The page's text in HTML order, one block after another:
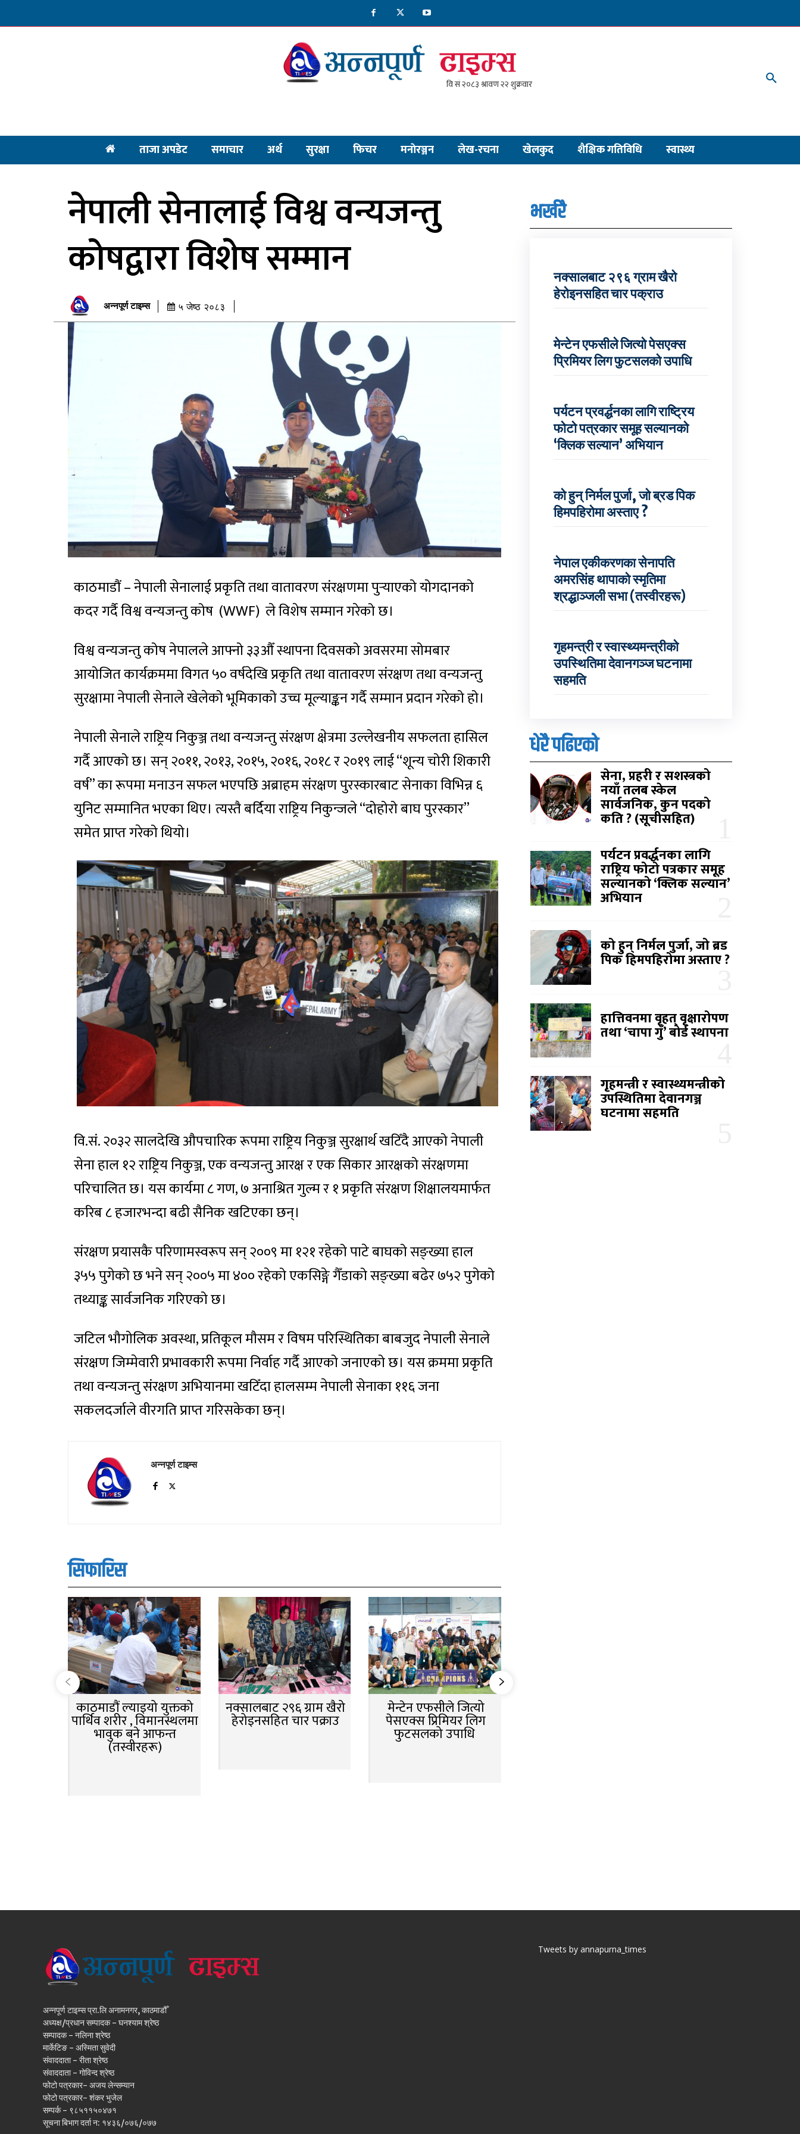
ताजा अपडेट समाचार अर्थ सुरक्षा फिचर मनाेरञ्जन लेख-रचना खेलकुद शैक्षिक गतिविधि स्वास्थ्य
नेपाली सेनालाई विश्व वन्यजन्तु
कोषद्वारा विशेष सम्मान
अन्नपूर्ण टाइम्स ५ जेष्ठ २०८३
काठमाडौं – नेपाली सेनालाई प्रकृति तथा वातावरण संरक्षणमा पुर्‍याएको योगदानको
कदर गर्दै विश्व वन्यजन्तु कोष (WWF) ले विशेष सम्मान गरेको छ।
विश्व वन्यजन्तु कोष नेपालले आफ्नो ३३औँ स्थापना दिवसको अवसरमा सोमबार
आयोजित कार्यक्रममा विगत ५० वर्षदेखि प्रकृति तथा वातावरण संरक्षण तथा वन्यजन्तु
सुरक्षामा नेपाली सेनाले खेलेको भूमिकाको उच्च मूल्याङ्कन गर्दै सम्मान प्रदान गरेको हो।
नेपाली सेनाले राष्ट्रिय निकुञ्ज तथा वन्यजन्तु संरक्षण क्षेत्रमा उल्लेखनीय सफलता हासिल
गर्दै आएको छ। सन् २०११, २०१३, २०१५, २०१६, २०१८ र २०१९ लाई “शून्य चोरी शिकारी
वर्ष” का रूपमा मनाउन सफल भएपछि अब्राहम संरक्षण पुरस्कारबाट सेनाका विभिन्न ६
युनिट सम्मानित भएका थिए। त्यस्तै बर्दिया राष्ट्रिय निकुन्जले “दोहोरो बाघ पुरस्कार”
समेत प्राप्त गरेको थियो।
वि.सं. २०३२ सालदेखि औपचारिक रूपमा राष्ट्रिय निकुञ्ज सुरक्षार्थ खटिँदै आएको नेपाली
सेना हाल १२ राष्ट्रिय निकुञ्ज, एक वन्यजन्तु आरक्ष र एक सिकार आरक्षको संरक्षणमा
परिचालित छ। यस कार्यमा ८ गण, ७ अनाश्रित गुल्म र १ प्रकृति संरक्षण शिक्षालयमार्फत
करिब ८ हजारभन्दा बढी सैनिक खटिएका छन्।
संरक्षण प्रयासकै परिणामस्वरूप सन् २००९ मा १२१ रहेको पाटे बाघको सङ्ख्या हाल
३५५ पुगेको छ भने सन् २००५ मा ४०० रहेको एकसिङ्गे गैँडाको सङ्ख्या बढेर ७५२ पुगेको
तथ्याङ्क सार्वजनिक गरिएको छ।
जटिल भौगोलिक अवस्था, प्रतिकूल मौसम र विषम परिस्थितिका बाबजुद नेपाली सेनाले
संरक्षण जिम्मेवारी प्रभावकारी रूपमा निर्वाह गर्दै आएको जनाएको छ। यस क्रममा प्रकृति
तथा वन्यजन्तु संरक्षण अभियानमा खटिँदा हालसम्म नेपाली सेनाका ११६ जना
सकलदर्जाले वीरगति प्राप्त गरिसकेका छन्।
अन्नपूर्ण टाइम्स
सिफारिस
काठमाडौं ल्याइयो युक्तको
पार्थिव शरीर , विमानस्थलमा
भावुक बने आफन्त
(तस्वीरहरू)
नक्सालबाट २९६ ग्राम खैरो
हेरोइनसहित चार पक्राउ
मेन्टेन एफसीले जित्यो
पेसएक्स प्रिमियर लिग
फुटसलको उपाधि
भर्खरै
नक्सालबाट २९६ ग्राम खैरो
हेरोइनसहित चार पक्राउ
मेन्टेन एफसीले जित्यो पेसएक्स
प्रिमियर लिग फुटसलको उपाधि
पर्यटन प्रवर्द्धनका लागि राष्ट्रिय
फोटो पत्रकार समूह सल्यानको
‘क्लिक सल्यान’ अभियान
को हुन् निर्मल पुर्जा, जो ब्रड पिक
हिमपहिरोमा अस्ताए ?
नेपाल एकीकरणका सेनापति
अमरसिंह थापाको स्मृतिमा
श्रद्धाञ्जली सभा (तस्वीरहरू)
गृहमन्त्री र स्वास्थ्यमन्त्रीको
उपस्थितिमा देवानगञ्ज घटनामा
सहमति
धेरै पढिएको
सेना, प्रहरी र सशस्त्रको
नयाँ तलब स्केल
सार्वजनिक, कुन पदको
कति ? (सूचीसहित)
पर्यटन प्रवर्द्धनका लागि
राष्ट्रिय फोटो पत्रकार समूह
सल्यानको ‘क्लिक सल्यान’
अभियान
को हुन् निर्मल पुर्जा, जो ब्रड
पिक हिमपहिरोमा अस्ताए ?
हात्तिवनमा वृहत् वृक्षारोपण
तथा ‘चापा गुँ’ बोर्ड स्थापना
गृहमन्त्री र स्वास्थ्यमन्त्रीको
उपस्थितिमा देवानगञ्ज
घटनामा सहमति
अन्नपूर्ण टाइम्स प्रा.लि अनामनगर, काठमाडौँ
अध्यक्ष/प्रधान सम्पादक - घनश्याम श्रेष्ठ
सम्पादक - नलिना श्रेष्ठ
मार्केटिङ - अस्मिता सुवेदी
संवाददाता - रीता श्रेष्ठ
संवाददाता - गोविन्द श्रेष्ठ
फोटो पत्रकार- अजय लेन्सम्यान
फोटो पत्रकार- शंकर भुजेल
सम्पर्क - ९८५११५०४७१
सूचना बिभाग दर्ता न: १४३६/०७६/०७७
Tweets by annapurna_times